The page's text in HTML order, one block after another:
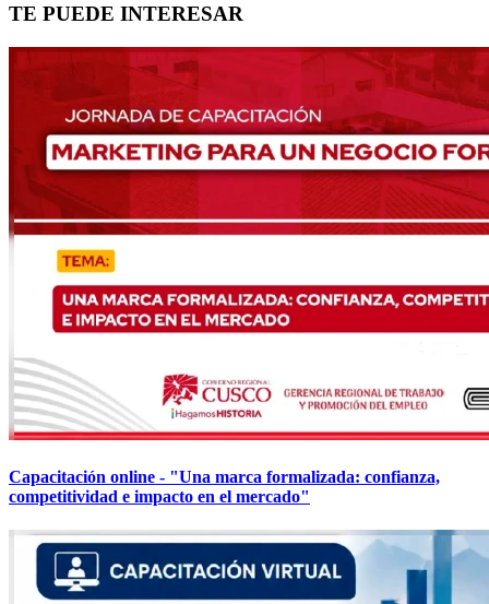
TE PUEDE INTERESAR
Capacitación online - "Una marca formalizada: confianza,
competitividad e impacto en el mercado"